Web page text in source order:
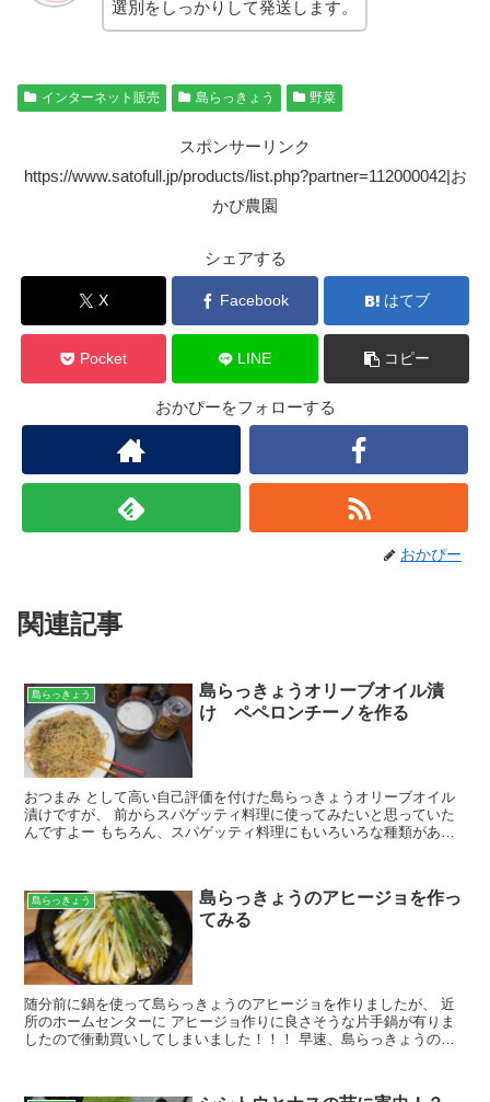
選別をしっかりして発送します。
インターネット販売 島らっきょう 野菜
スポンサーリンク
https://www.satofull.jp/products/list.php?partner=112000042|お
かぴ農園
シェアする
X Facebook はてブ
Pocket LINE コピー
おかぴーをフォローする
おかぴー
関連記事
島らっきょう
島らっきょうオリーブオイル漬
け ペペロンチーノを作る
おつまみ として高い自己評価を付けた島らっきょうオリーブオイル
漬けですが、 前からスパゲッティ料理に使ってみたいと思っていた
んですよー もちろん、スパゲッティ料理にもいろいろな種類があり
島らっきょう
島らっきょうのアヒージョを作っ
てみる
随分前に鍋を使って島らっきょうのアヒージョを作りましたが、 近
所のホームセンターに アヒージョ作りに良さそうな片手鍋が有りま
したので衝動買いしてしまいました！！！ 早速、島らっきょうのア